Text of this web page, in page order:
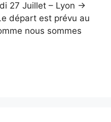
27 Juillet – Lyon ->
départ est prévu au
nous sommes